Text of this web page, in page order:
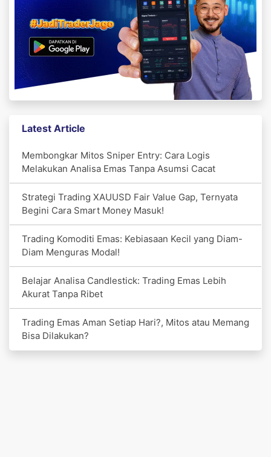
Latest Article
Membongkar Mitos Sniper Entry: Cara Logis
Melakukan Analisa Emas Tanpa Asumsi Cacat
Strategi Trading XAUUSD Fair Value Gap, Ternyata
Begini Cara Smart Money Masuk!
Trading Komoditi Emas: Kebiasaan Kecil yang Diam-
Diam Menguras Modal!
Belajar Analisa Candlestick: Trading Emas Lebih
Akurat Tanpa Ribet
Trading Emas Aman Setiap Hari?, Mitos atau Memang
Bisa Dilakukan?